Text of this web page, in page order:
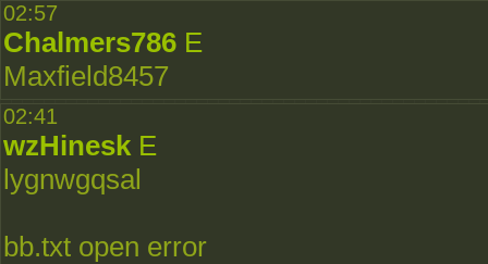
02:57
Chalmers786 E
Maxfield8457
02:41
wzHinesk E
lygnwgqsal
bb.txt open error